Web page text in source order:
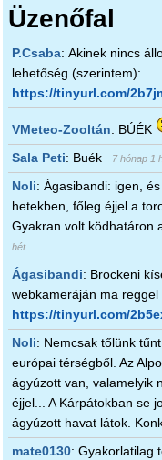
Üzenőfal
P.Csaba: Akinek nincs
lehetőség (szerintem):
https://tinyurl.com/
VMeteo-Zooltán: BÚÉK
Sala Peti: Buék 7 hónap 1
Noli: Ágasibandi: igen,
hetekben, főleg éjjel a
Gyakran volt ködhatáron
hét
Ágasibandi: Brockeni
webkameráján ma
https://tinyurl.com/
Noli: Nemcsak tőlünk
európai térségből. Az
ágyúzott van, valamelyik
éjjel... A Kárpátokban se
ágyúzott havat látok.
mate0130: Gyakorlatilag